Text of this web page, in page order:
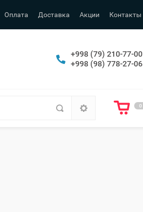
Оплата Доставка Акции Контакты
+998 (79) 210-77-00
+998 (98) 778-27-06
0